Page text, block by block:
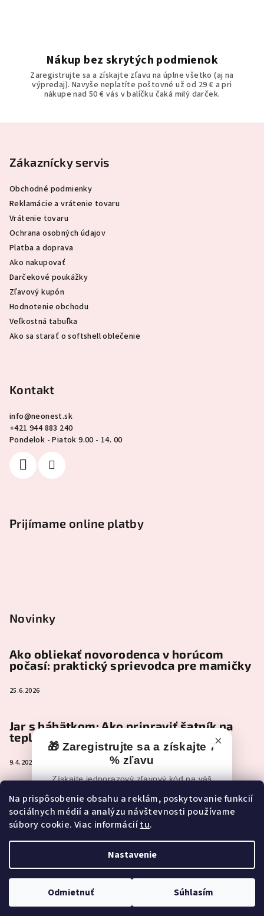
×
🎁 Zaregistrujte sa a získajte 7
% zľavu
Získajte jednorazový zľavový kód na váš
📧
Zľavový kód vám po registrácii príde
e-mailom.
Ak e-mail nevidíte, skontrolujte ajSpam,
Reklamy alebo Nevyžiadanú poštu.
🎁 CHCEM ZÍSKAŤ 7 % ZĽAVU
Na prispôsobenie obsahu a reklám, poskytovanie funkcií
sociálnych médií a analýzu návštevnosti používame
súbory cookie. Viac informáciítu.
Nastavenie
Odmietnuť Súhlasím
Nákup bez skrytých podmienok
Zaregistrujte sa a získajte zľavu na úplne všetko (aj na
výpredaj). Navyše neplatíte poštovné už od 29 € a pri
nákupe nad 50 € vás v balíčku čaká milý darček.
Zákaznícky servis
Obchodné podmienky
Reklamácie a vrátenie tovaru
Vrátenie tovaru
Ochrana osobných údajov
Platba a doprava
Ako nakupovať
Darčekové poukážky
Zľavový kupón
Hodnotenie obchodu
Veľkostná tabuľka
Ako sa starať o softshell oblečenie
Kontakt
info@neonest.sk
+421 944 883 240
Pondelok - Piatok 9.00 - 14. 00
Prijímame online platby
Novinky
Ako obliekať novorodenca v horúcom
počasí: praktický sprievodca pre mamičky
25.6.2026
Jar s bábätkom: Ako pripraviť šatník na
teplejšie dni
9.4.2026
Čo je naozaj nevyhnutné zbaliť do
pôrodnice (a čo môže pokojne počkať)
nastavenie cookies
Vytvoril Shoptet